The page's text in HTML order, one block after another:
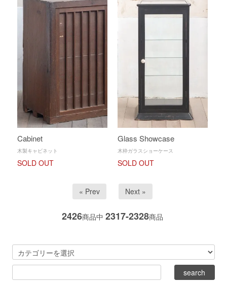
Cabinet
木製キャビネット
SOLD OUT
Glass Showcase
木枠ガラスショーケース
SOLD OUT
« Prev Next »
2426商品中 2317-2328商品